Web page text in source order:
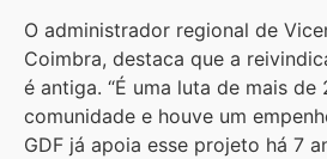
O administrador regional de
Coimbra, destaca que a
é antiga. “É uma luta de mais de
comunidade e houve um
GDF já apoia esse projeto há 7